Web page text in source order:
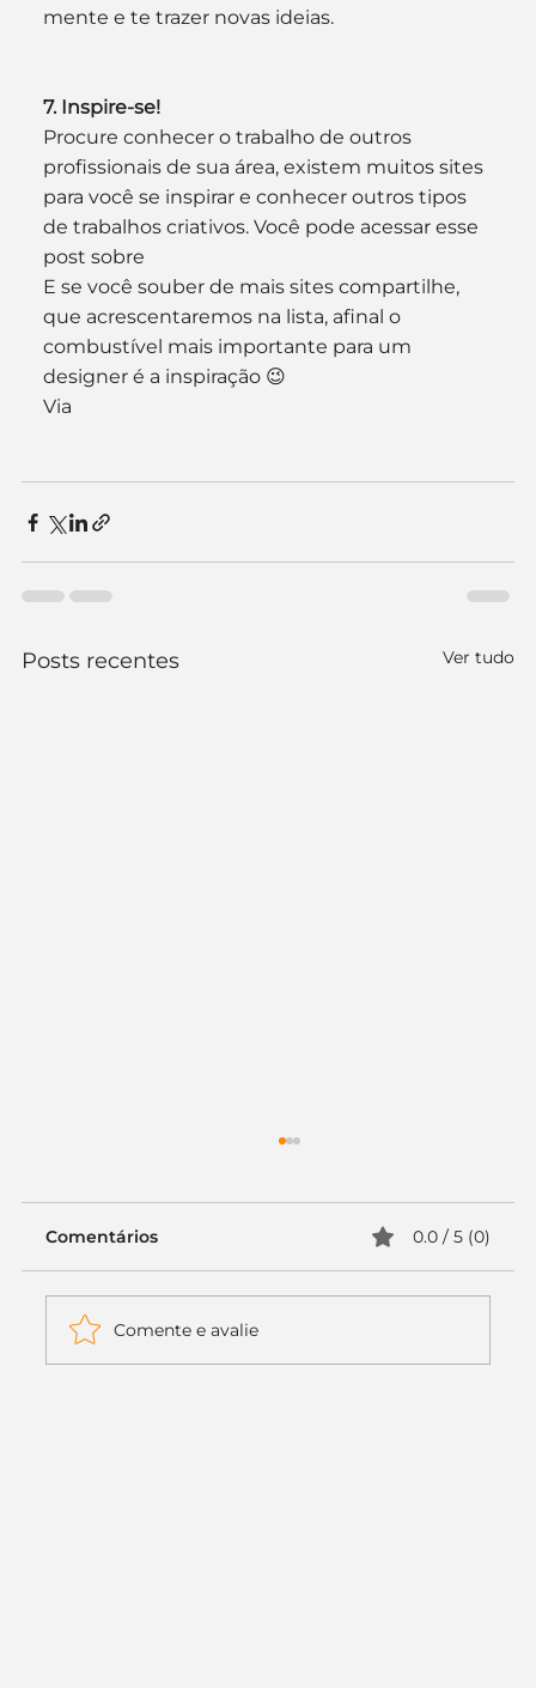
mente e te trazer novas ideias.
7. Inspire-se!
Procure conhecer o trabalho de outros
profissionais de sua área, existem muitos sites
para você se inspirar e conhecer outros tipos
de trabalhos criativos. Você pode acessar esse
post sobre
E se você souber de mais sites compartilhe,
que acrescentaremos na lista, afinal o
combustível mais importante para um
designer é a inspiração 😉
Via
Posts recentes Ver tudo
Comentários 0.0 / 5 (0)
Comente e avalie